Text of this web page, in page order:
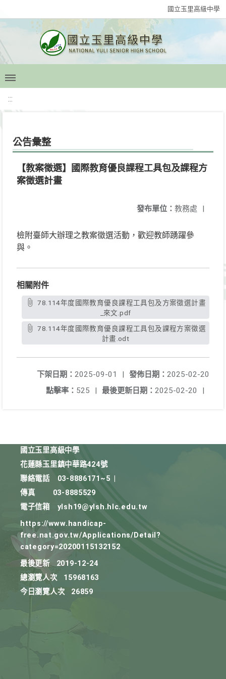
國立玉里高級中學
:::
公告彙整
【教案徵選】國際教育優良課程工具包及課程方
案徵選計畫
發布單位： 教務處 |
檢附臺師大辦理之教案徵選活動，歡迎教師踴躍參
與。
相關附件
78.114年度國際教育優良課程工具包及方案徵選計畫
_來文.pdf
78.114年度國際教育優良課程工具包及課程方案徵選
計畫.odt
發佈日期： 2025-02-20
下架日期： 2025-09-01
|
最後更新日期： 2025-02-20 |
點擊率： 525 |
國立玉里高級中學
花蓮縣玉里鎮中華路424號
聯絡電話
03-8886171~5
傳真
03-8885529
電子信箱
ylsh19@ylsh.hlc.edu.tw
https://www.handicap-
free.nat.gov.tw/Applications/Detail?
category=20200115132152
最後更新
2019-12-24
總瀏覽人次
15968163
今日瀏覽人次
26859